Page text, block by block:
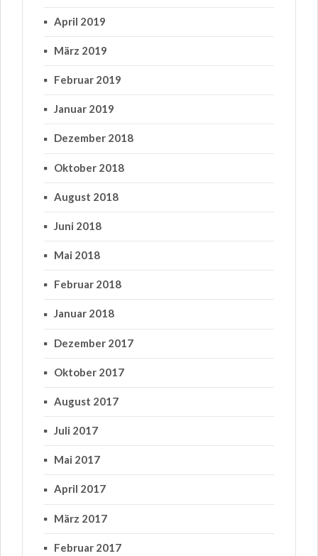
April 2019
März 2019
Februar 2019
Januar 2019
Dezember 2018
Oktober 2018
August 2018
Juni 2018
Mai 2018
Februar 2018
Januar 2018
Dezember 2017
Oktober 2017
August 2017
Juli 2017
Mai 2017
April 2017
März 2017
Februar 2017